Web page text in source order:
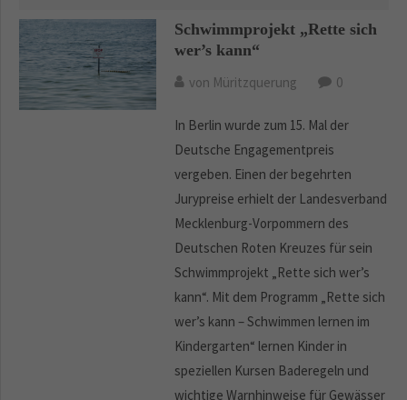
Schwimmprojekt „Rette sich
wer’s kann“
von Müritzquerung 0
In Berlin wurde zum 15. Mal der
Deutsche Engagementpreis
vergeben. Einen der begehrten
Jurypreise erhielt der Landesverband
Mecklenburg-Vorpommern des
Deutschen Roten Kreuzes für sein
Schwimmprojekt „Rette sich wer’s
kann“. Mit dem Programm „Rette sich
wer’s kann – Schwimmen lernen im
Kindergarten“ lernen Kinder in
speziellen Kursen Baderegeln und
wichtige Warnhinweise für Gewässer